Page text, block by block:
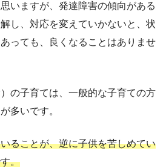
いますが、発達障害の傾向がある
し、対応を変えていかないと、状
っても、良くなることはありませ
の子育ては、一般的な子育ての方
多いです。
ることが、逆に子供を苦しめてい
。